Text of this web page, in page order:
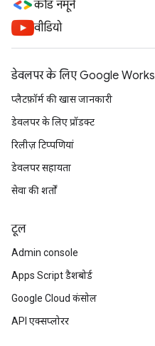
कोड नमूने
वीडियो
डेवलपर के लिए Google
प्लैटफ़ॉर्म की खास जानकारी
डेवलपर के लिए प्रॉडक्ट
रिलीज़ टिप्पणियां
डेवलपर सहायता
सेवा की शर्तों
टूल
Admin console
Apps Script डैशबोर्ड
Google Cloud कंसोल
API एक्सप्लोरर